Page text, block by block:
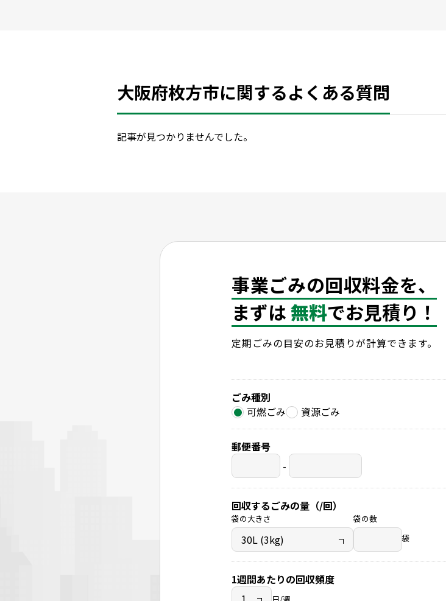
大阪府枚方市に関するよくある質問
記事が見つかりませんでした。
事業ごみの回収料金を、
まずは無料でお見積り！
定期ごみの目安のお見積りが計算できます。
ごみ種別
可燃ごみ
資源ごみ
郵便番号
-
回収するごみの量（/回）
袋の大きさ
袋の数
袋
1週間あたりの回収頻度